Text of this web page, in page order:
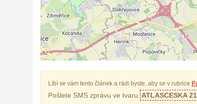
Líbí se vám tento článek a rádi byste, aby se v rubrice
Pošlete SMS zprávu ve tvaru ATLASCESKA